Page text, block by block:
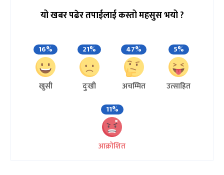
यो खबर पढेर तपाईलाई कस्तो महसुस भयो ?
16%
खुसी
21%
दुःखी
47%
अचम्मित
5%
उत्साहित
11%
आक्रोशित